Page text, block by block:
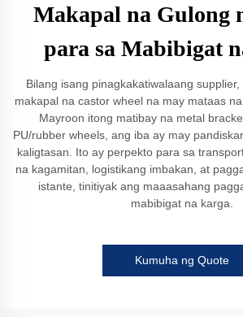
Makapal na Gulong
para sa Mabibigat
Bilang isang pinagkakatiwalaang
makapal na castor wheel na may mataas
Mayroon itong matibay na metal
PU/rubber wheels, ang iba ay may
kaligtasan. Ito ay perpekto para sa
na kagamitan, logistikang imbakan, at
istante, tinitiyak ang maaasahang
mabibigat na karga.
Kumuha ng Quote